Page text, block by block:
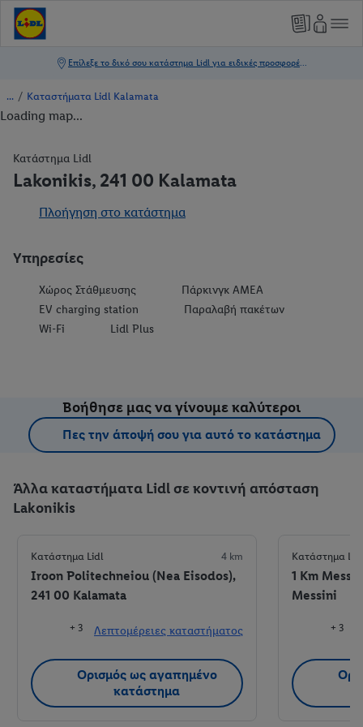
/ Καταστήματα Lidl Kalamata
Loading map...
Κατάστημα Lidl
Lakonikis, 241 00 Kalamata
Πλοήγηση στο κατάστημα
Υπηρεσίες
Χώρος Στάθμευσης
Πάρκινγκ ΑΜΕΑ
EV charging station
Παραλαβή πακέτων
Wi-Fi
Lidl Plus
Βοήθησε μας να γίνουμε καλύτεροι
Πες την άποψή σου για αυτό το κατάστημα
Άλλα καταστήματα Lidl σε κοντινή απόσταση
Lakonikis
Κατάστημα Lidl 4 km
Iroon Politechneiou (Nea Eisodos),
241 00 Kalamata
+ 3 Λεπτομέρειες καταστήματος
Ορισμός ως αγαπημένο
κατάστημα
Κατάστημα
1 Km
Messini
+ 3